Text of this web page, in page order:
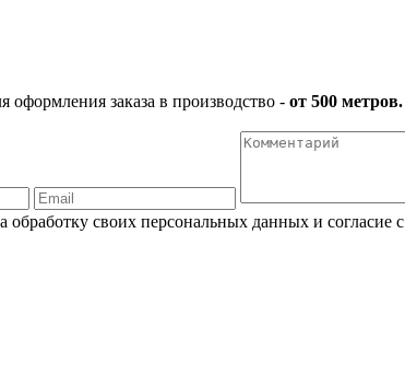
заказа в производство - от 500 метров.
своих персональных данных и согласие с